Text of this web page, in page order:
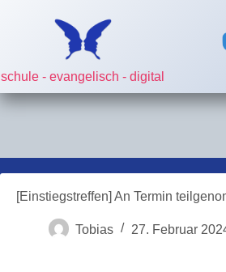
schule - evangelisch - digital
[Einstiegstreffen] An Termin
Tobias 27. Februar